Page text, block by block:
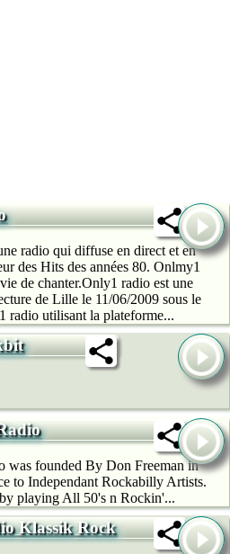
radio qui diffuse en direct et en
des Hits des années 80. Onlmy1
de chanter.Only1 radio est une
de Lille le 11/06/2009 sous le
radio utilisant la plateforme...
was founded By Don Freeman in
to Independant Rockabilly Artists.
playing All 50's n Rockin'...
Klassik Rock